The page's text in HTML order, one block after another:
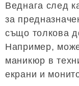
Веднага след
за
също толкова
Например,
маникюр в
екрани и